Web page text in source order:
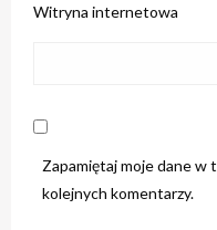
Witryna internetowa
Zapamiętaj moje dane w
kolejnych komentarzy.